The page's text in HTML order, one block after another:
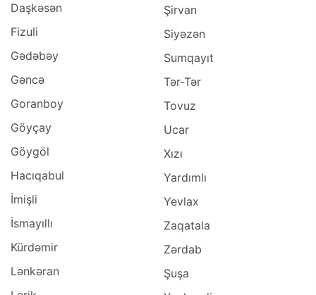
Daşkəsən
Fizuli
Gədəbəy
Gəncə
Goranboy
Göyçay
Göygöl
Hacıqabul
İmişli
İsmayıllı
Kürdəmir
Lənkəran
Şirvan
Siyəzən
Sumqayıt
Tər-Tər
Tovuz
Ucar
Xızı
Yardımlı
Yevlax
Zaqatala
Zərdab
Şuşa